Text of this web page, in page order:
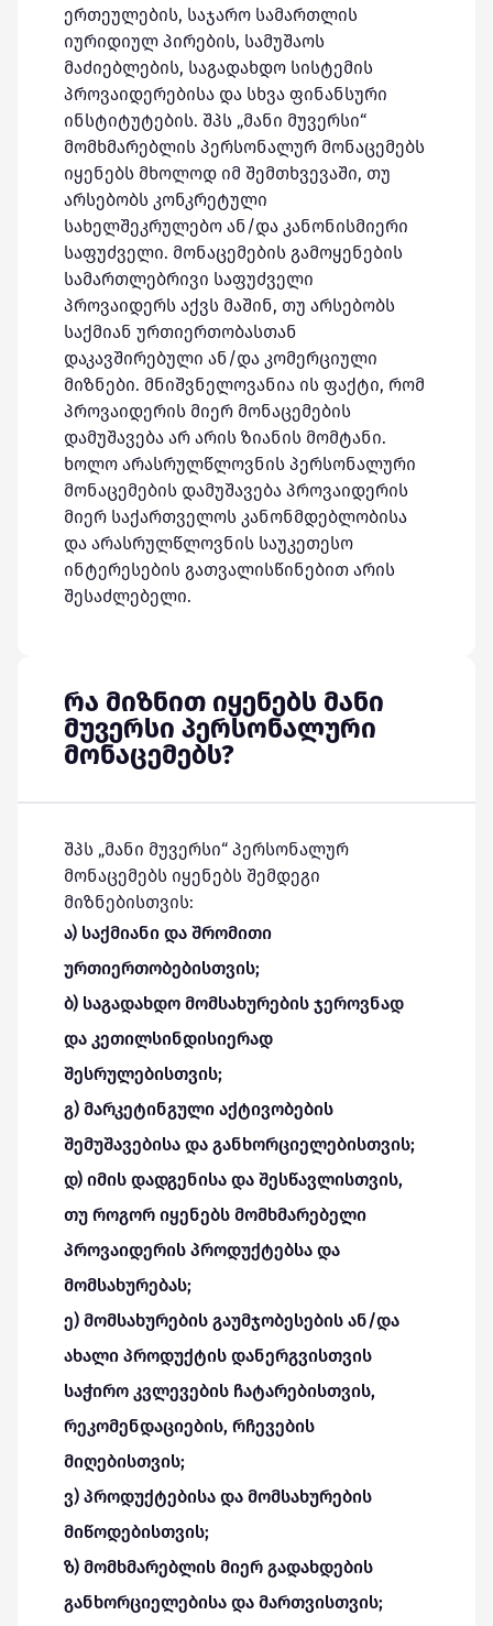
ერთეულების, საჯარო სამართლის
იურიდიულ პირების, სამუშაოს
მაძიებლების, საგადახდო სისტემის
პროვაიდერებისა და სხვა ფინანსური
ინსტიტუტების. შპს „მანი მუვერსი“
მომხმარებლის პერსონალურ მონაცემებს
იყენებს მხოლოდ იმ შემთხვევაში, თუ
არსებობს კონკრეტული
სახელშეკრულებო ან/და კანონისმიერი
საფუძველი. მონაცემების გამოყენების
სამართლებრივი საფუძველი
პროვაიდერს აქვს მაშინ, თუ არსებობს
საქმიან ურთიერთობასთან
დაკავშირებული ან/და კომერციული
მიზნები. მნიშვნელოვანია ის ფაქტი, რომ
პროვაიდერის მიერ მონაცემების
დამუშავება არ არის ზიანის მომტანი.
ხოლო არასრულწლოვნის პერსონალური
მონაცემების დამუშავება პროვაიდერის
მიერ საქართველოს კანონმდებლობისა
და არასრულწლოვნის საუკეთესო
ინტერესების გათვალისწინებით არის
შესაძლებელი.
რა მიზნით იყენებს მანი
მუვერსი პერსონალური
მონაცემებს?
შპს „მანი მუვერსი“ პერსონალურ
მონაცემებს იყენებს შემდეგი
მიზნებისთვის:
ა) საქმიანი და შრომითი
ურთიერთობებისთვის;
ბ) საგადახდო მომსახურების ჯეროვნად
და კეთილსინდისიერად
შესრულებისთვის;
გ) მარკეტინგული აქტივობების
შემუშავებისა და განხორციელებისთვის;
დ) იმის დადგენისა და შესწავლისთვის,
თუ როგორ იყენებს მომხმარებელი
პროვაიდერის პროდუქტებსა და
მომსახურებას;
ე) მომსახურების გაუმჯობესების ან/და
ახალი პროდუქტის დანერგვისთვის
საჭირო კვლევების ჩატარებისთვის,
რეკომენდაციების, რჩევების
მიღებისთვის;
ვ) პროდუქტებისა და მომსახურების
მიწოდებისთვის;
ზ) მომხმარებლის მიერ გადახდების
განხორციელებისა და მართვისთვის;